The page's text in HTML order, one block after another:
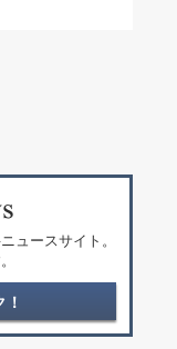
ュースサイト。